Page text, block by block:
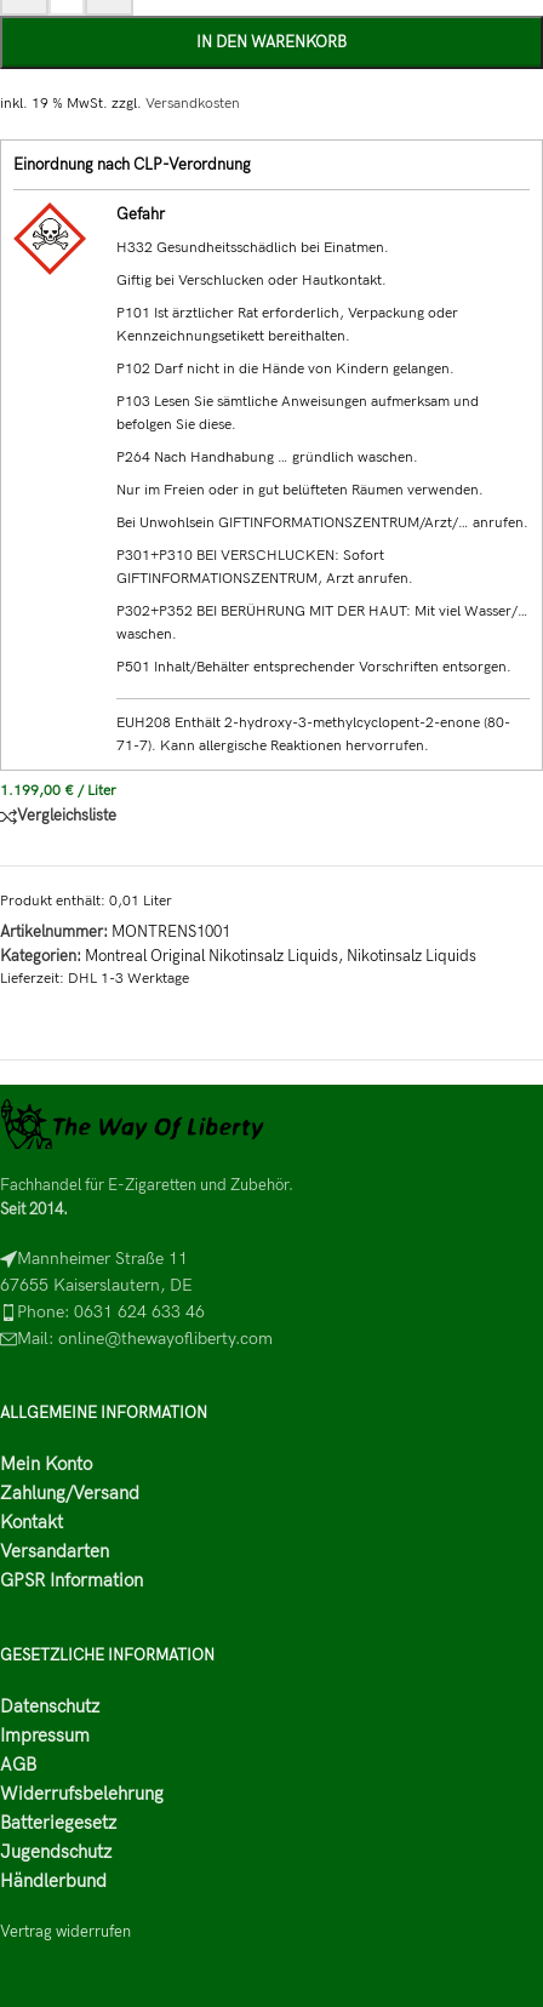
IN DEN WARENKORB
inkl. 19 % MwSt. zzgl. Versandkosten
Einordnung nach CLP-Verordnung
Gefahr
H332 Gesundheitsschädlich bei Einatmen.
Giftig bei Verschlucken oder Hautkontakt.
P101 Ist ärztlicher Rat erforderlich, Verpackung oder
Kennzeichnungsetikett bereithalten.
P102 Darf nicht in die Hände von Kindern gelangen.
P103 Lesen Sie sämtliche Anweisungen aufmerksam und
befolgen Sie diese.
P264 Nach Handhabung … gründlich waschen.
Nur im Freien oder in gut belüfteten Räumen verwenden.
Bei Unwohlsein GIFTINFORMATIONSZENTRUM/Arzt/… anrufen.
P301+P310 BEI VERSCHLUCKEN: Sofort
GIFTINFORMATIONSZENTRUM, Arzt anrufen.
P302+P352 BEI BERÜHRUNG MIT DER HAUT: Mit viel Wasser/…
waschen.
P501 Inhalt/Behälter entsprechender Vorschriften entsorgen.
EUH208 Enthält 2-hydroxy-3-methylcyclopent-2-enone (80-
71-7). Kann allergische Reaktionen hervorrufen.
1.199,00 € / Liter
Vergleichsliste
Produkt enthält: 0,01 Liter
Artikelnummer: MONTRENS1001
Kategorien: Montreal Original Nikotinsalz Liquids, Nikotinsalz Liquids
Lieferzeit: DHL 1-3 Werktage
Fachhandel für E-Zigaretten und Zubehör.
Seit 2014.
Mannheimer Straße 11
67655 Kaiserslautern, DE
Phone: 0631 624 633 46
Mail: online@thewayofliberty.com
ALLGEMEINE INFORMATION
Mein Konto
Zahlung/Versand
Kontakt
Versandarten
GPSR Information
GESETZLICHE INFORMATION
Datenschutz
Impressum
AGB
Widerrufsbelehrung
Batteriegesetz
Jugendschutz
Händlerbund
Vertrag widerrufen